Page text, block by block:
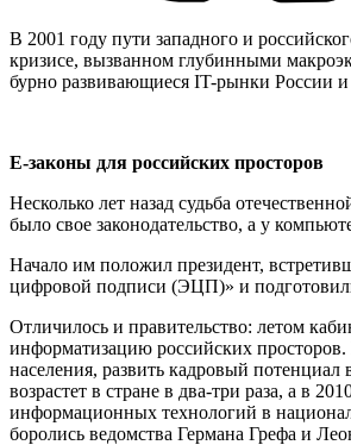
В 2001 году пути западного и
кризисе, вызванном глубинными
бурно развивающиеся IT-рынки России
Е-законы для российских просторов
Несколько лет назад судьба
было свое законодательство, а у
Начало им положил президент,
цифровой подписи (ЭЦП)» и
Отличилось и правительство: летом
информатизацию российских
населения, развить кадровый
возрастет в стране в два-три раза, а в
информационных технологий в
боролись ведомства Германа Грефа и